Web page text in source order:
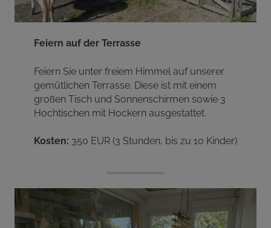
Feiern auf der Terrasse
Feiern Sie unter freiem Himmel auf unserer
gemütlichen Terrasse. Diese ist mit einem
großen Tisch und Sonnenschirmen sowie 3
Hochtischen mit Hockern ausgestattet.
Kosten: 350 EUR (3 Stunden, bis zu 10 Kinder)